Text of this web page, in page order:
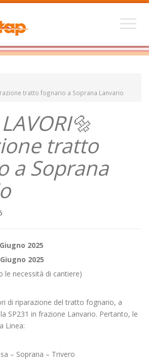
tratto fognario a Soprana Lanvario
tratto
a Soprana
Giugno 2025
Giugno 2025
le necessità di cantiere)
di riparazione del tratto fognario, a
SP231 in frazione Lanvario. Pertanto, le
Linea:
– Soprana – Trivero